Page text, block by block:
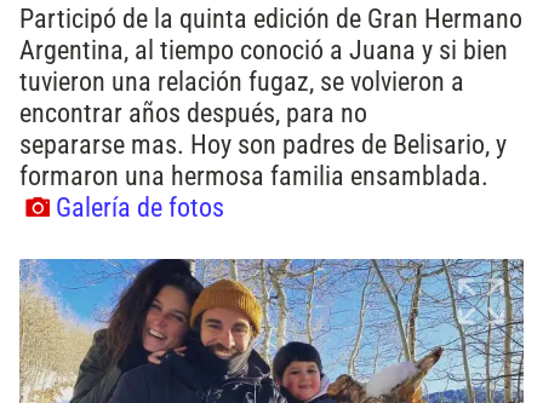
Participó de la quinta edición de Gran Hermano
Argentina, al tiempo conoció a Juana y si bien
tuvieron una relación fugaz, se volvieron a
encontrar años después, para no
separarse mas. Hoy son padres de Belisario, y
formaron una hermosa familia ensamblada.
Galería de fotos